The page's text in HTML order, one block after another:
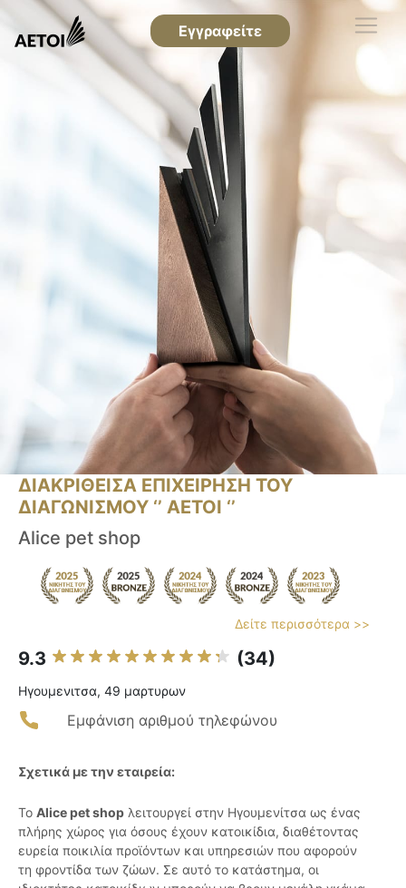
Εγγραφείτε
ΔΙΑΚΡΙΘΕΙΣΑ ΕΠΙΧΕΙΡΗΣΗ ΤΟΥ
ΔΙΑΓΩΝΙΣΜΟΥ ‘’ ΑΕΤΟΙ ‘’
Alice pet shop
Δείτε περισσότερα >>
9.3 (34)
Ηγουμενιτσα, 49 μαρτυρων
Εμφάνιση αριθμού τηλεφώνου
Σχετικά με την εταιρεία:
Το Alice pet shop λειτουργεί στην Ηγουμενίτσα ως ένας
πλήρης χώρος για όσους έχουν κατοικίδια, διαθέτοντας
ευρεία ποικιλία προϊόντων και υπηρεσιών που αφορούν
τη φροντίδα των ζώων. Σε αυτό το κατάστημα, οι